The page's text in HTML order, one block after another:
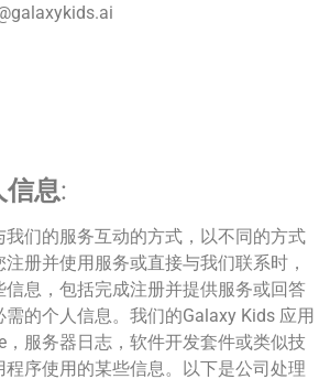
信息:
们的服务互动的方式，以不同的方式
册并使用服务或直接与我们联系时，
息，包括完成注册并提供服务或回答
的个人信息。我们的Galaxy Kids 应用
，服务器日志，软件开发套件或类似技
序使用的某些信息。以下是公司处理